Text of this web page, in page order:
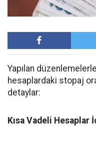
Yapılan
hesaplardaki stopaj
detaylar:
Kısa Vadeli